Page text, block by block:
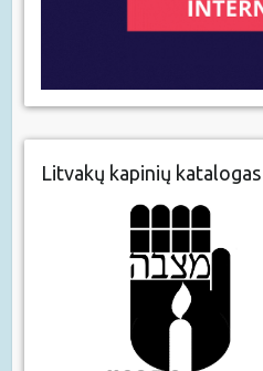
Litvakų kapinių katalogas